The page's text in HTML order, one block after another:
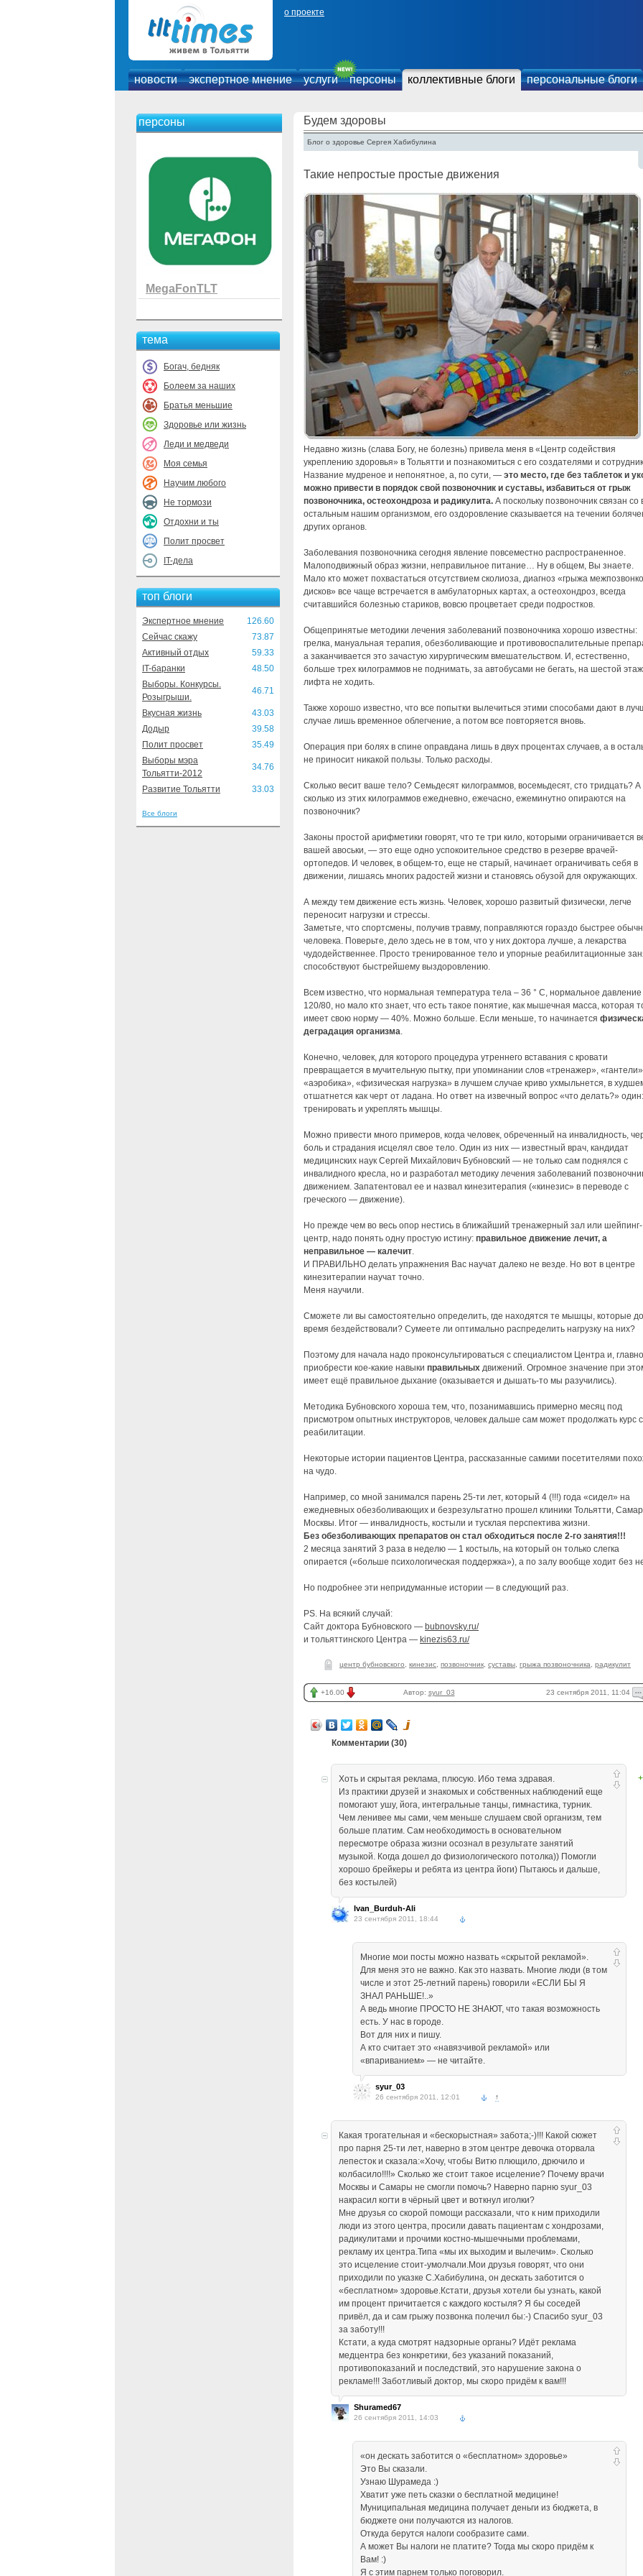
о проекте
новости экспертное мнение услуги персоны коллективные блоги персональные блоги
персоны
MegaFonTLT
тема
Богач, бедняк
Болеем за наших
Братья меньшие
Здоровье или жизнь
Леди и медведи
Моя семья
Научим любого
Не тормози
Отдохни и ты
Полит просвет
IT-дела
топ блоги
Экспертное мнение
126.60
Сейчас скажу
73.87
Активный отдых
59.33
IT-баранки
48.50
Выборы. Конкурсы.
Розыгрыши.
46.71
Вкусная жизнь
43.03
Додыр
39.58
Полит просвет
35.49
Выборы мэра
Тольятти-2012
34.76
Развитие Тольятти 33.03
Все блоги
Будем здоровы
Блог о здоровье Сергея Хабибулина
Такие непростые простые движения
Недавно жизнь (слава Богу, не болезнь) привела меня в «Центр содействия
укреплению здоровья» в Тольятти и познакомиться с его создателями и
Название мудреное и непонятное, а, по сути, — это место, где без таблеток и
можно привести в порядок свой позвоночник и суставы, избавиться от грыж
позвоночника, остеохондроза и радикулита. А поскольку позвоночник связан со
остальным нашим организмом, его оздоровление сказывается на течении
других органов.
Заболевания позвоночника сегодня явление повсеместно распространенное.
Малоподвижный образ жизни, неправильное питание… Ну в общем, Вы знаете.
Мало кто может похвастаться отсутствием сколиоза, диагноз «грыжа
дисков» все чаще встречается в амбулаторных картах, а остеохондроз, всегда
считавшийся болезнью стариков, вовсю процветает среди подростков.
Общепринятые методики лечения заболеваний позвоночника хорошо известны:
грелка, мануальная терапия, обезболивающие и противовоспалительные
а заканчивается это зачастую хирургическим вмешательством. И, естественно,
больше трех килограммов не поднимать, за автобусами не бегать, на шестой
лифта не ходить.
Также хорошо известно, что все попытки вылечиться этими способами дают в
случае лишь временное облегчение, а потом все повторяется вновь.
Операция при болях в спине оправдана лишь в двух процентах случаев, а в
не приносит никакой пользы. Только расходы.
Сколько весит ваше тело? Семьдесят килограммов, восемьдесят, сто тридцать? А
сколько из этих килограммов ежедневно, ежечасно, ежеминутно опираются на
позвоночник?
Законы простой арифметики говорят, что те три кило, которыми ограничивается
вашей авоськи, — это еще одно успокоительное средство в резерве врачей-
ортопедов. И человек, в общем-то, еще не старый, начинает ограничивать себя в
движении, лишаясь многих радостей жизни и становясь обузой для окружающих.
А между тем движение есть жизнь. Человек, хорошо развитый физически, легче
переносит нагрузки и стрессы.
Заметьте, что спортсмены, получив травму, поправляются гораздо быстрее
человека. Поверьте, дело здесь не в том, что у них доктора лучше, а лекарства
чудодейственнее. Просто тренированное тело и упорные реабилитационные
способствуют быстрейшему выздоровлению.
Всем известно, что нормальная температура тела – 36 ° С, нормальное давление
120/80, но мало кто знает, что есть такое понятие, как мышечная масса, которая
имеет свою норму — 40%. Можно больше. Если меньше, то начинается
деградация организма.
Конечно, человек, для которого процедура утреннего вставания с кровати
превращается в мучительную пытку, при упоминании слов «тренажер»,
«аэробика», «физическая нагрузка» в лучшем случае криво ухмыльнется, в
отшатнется как черт от ладана. Но ответ на извечный вопрос «что делать?» один:
тренировать и укреплять мышцы.
Можно привести много примеров, когда человек, обреченный на инвалидность,
боль и страдания исцелял свое тело. Один из них — известный врач, кандидат
медицинских наук Сергей Михайлович Бубновский — не только сам поднялся с
инвалидного кресла, но и разработал методику лечения заболеваний
движением. Запатентовал ее и назвал кинезитерапия («кинезис» в переводе с
греческого — движение).
Но прежде чем во весь опор нестись в ближайший тренажерный зал или шейпинг-
центр, надо понять одну простую истину: правильное движение лечит, а
неправильное — калечит.
И ПРАВИЛЬНО делать упражнения Вас научат далеко не везде. Но вот в центре
кинезитерапии научат точно.
Меня научили.
Сможете ли вы самостоятельно определить, где находятся те мышцы, которые
время бездействовали? Сумеете ли оптимально распределить нагрузку на них?
Поэтому для начала надо проконсультироваться с специалистом Центра и,
приобрести кое-какие навыки правильных движений. Огромное значение при
имеет ещё правильное дыхание (оказывается и дышать-то мы разучились).
Методика Бубновского хороша тем, что, позанимавшись примерно месяц под
присмотром опытных инструкторов, человек дальше сам может продолжать курс
реабилитации.
Некоторые истории пациентов Центра, рассказанные самими посетителями
на чудо.
Например, со мной занимался парень 25-ти лет, который 4 (!!!) года «сидел» на
ежедневных обезболивающих и безрезультатно прошел клиники Тольятти,
Москвы. Итог — инвалидность, костыли и тусклая перспектива жизни.
Без обезболивающих препаратов он стал обходиться после 2-го занятия!!!
2 месяца занятий 3 раза в неделю — 1 костыль, на который он только слегка
опирается («больше психологическая поддержка»), а по залу вообще ходит без
Но подробнее эти непридуманные истории — в следующий раз.
PS. На всякий случай:
Сайт доктора Бубновского — bubnovsky.ru/
и тольяттинского Центра — kinezis63.ru/
центр бубновского кинезис позвоночник суставы грыжа позвоночника радикулит
+16.00 Автор: syur_03 23 сентября 2011, 11:04
Комментарии (30)
Хоть и скрытая реклама, плюсую. Ибо тема здравая.
Из практики друзей и знакомых и собственных наблюдений еще
помогают ушу, йога, интегральные танцы, гимнастика, турник.
Чем ленивее мы сами, чем меньше слушаем свой организм, тем
больше платим. Сам необходимость в основательном
пересмотре образа жизни осознал в результате занятий
музыкой. Когда дошел до физиологического потолка)) Помогли
хорошо брейкеры и ребята из центра йоги) Пытаюсь и дальше,
без костылей)
Ivan_Burduh-Ali
23 сентября 2011, 18:44
Многие мои посты можно назвать «скрытой рекламой».
Для меня это не важно. Как это назвать. Многие люди (в том
числе и этот 25-летний парень) говорили «ЕСЛИ БЫ Я
ЗНАЛ РАНЬШЕ!..»
А ведь многие ПРОСТО НЕ ЗНАЮТ, что такая возможность
есть. У нас в городе.
Вот для них и пишу.
А кто считает это «навязчивой рекламой» или
«впариванием» — не читайте.
syur_03
26 сентября 2011, 12:01 ↑
Какая трогательная и «бескорыстная» забота;-)!!! Какой сюжет
про парня 25-ти лет, наверно в этом центре девочка оторвала
лепесток и сказала:«Хочу, чтобы Витю плющило, дрючило и
колбасило!!!!» Сколько же стоит такое исцеление? Почему врачи
Москвы и Самары не смогли помочь? Наверно парню syur_03
накрасил когти в чёрный цвет и воткнул иголки?
Мне друзья со скорой помощи рассказали, что к ним приходили
люди из этого центра, просили давать пациентам с хондрозами,
радикулитами и прочими костно-мышечными проблемами,
рекламу их центра.Типа «мы их выходим и вылечим». Сколько
это исцеление стоит-умолчали.Мои друзья говорят, что они
приходили по указке С.Хабибулина, он дескать заботится о
«бесплатном» здоровье.Кстати, друзья хотели бы узнать, какой
им процент причитается с каждого костыля? Я бы соседей
привёл, да и сам грыжу позвонка полечил бы:-) Спасибо syur_03
за заботу!!!
Кстати, а куда смотрят надзорные органы? Идёт реклама
медцентра без конкретики, без указаний показаний,
противопоказаний и последствий, это нарушение закона о
рекламе!!! Заботливый доктор, мы скоро придём к вам!!!
Shuramed67
26 сентября 2011, 14:03
«он дескать заботится о «бесплатном» здоровье»
Это Вы сказали.
Узнаю Шурамеда :)
Хватит уже петь сказки о бесплатной медицине!
Муниципальная медицина получает деньги из бюджета, в
бюджете они получаются из налогов.
Откуда берутся налоги сообразите сами.
А может Вы налоги не платите? Тогда мы скоро придём к
Вам! :)
Я с этим парнем только поговорил.